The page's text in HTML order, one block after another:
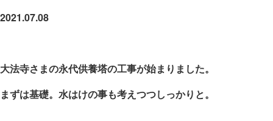
2021.07.08
大法寺さまの永代供養塔の工事が始まりました。
まずは基礎。水はけの事も考えつつしっかりと。